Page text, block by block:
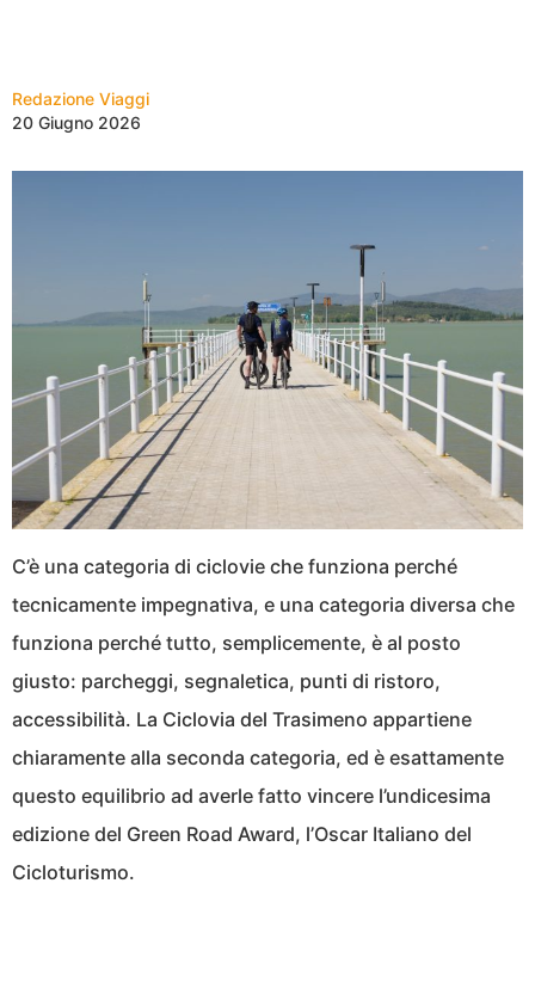
Redazione Viaggi
20 Giugno 2026
C’è una categoria di ciclovie che funziona perché
tecnicamente impegnativa, e una categoria diversa che
funziona perché tutto, semplicemente, è al posto
giusto: parcheggi, segnaletica, punti di ristoro,
accessibilità. La Ciclovia del Trasimeno appartiene
chiaramente alla seconda categoria, ed è esattamente
questo equilibrio ad averle fatto vincere l’undicesima
edizione del Green Road Award, l’Oscar Italiano del
Cicloturismo.